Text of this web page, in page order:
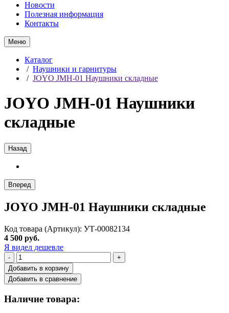
Новости
Полезная информация
Контакты
Меню
Каталог
/ Наушники и гарнитуры
/ JOYO JMH-01 Наушники складные
JOYO JMH-01 Наушники
складные
Назад
Вперед
JOYO JMH-01 Наушники складные
Код товара (Артикул): УТ-00082134
4 500 руб.
Я видел дешевле
-
+
Добавить в корзину
Добавить в сравнение
Наличие товара: